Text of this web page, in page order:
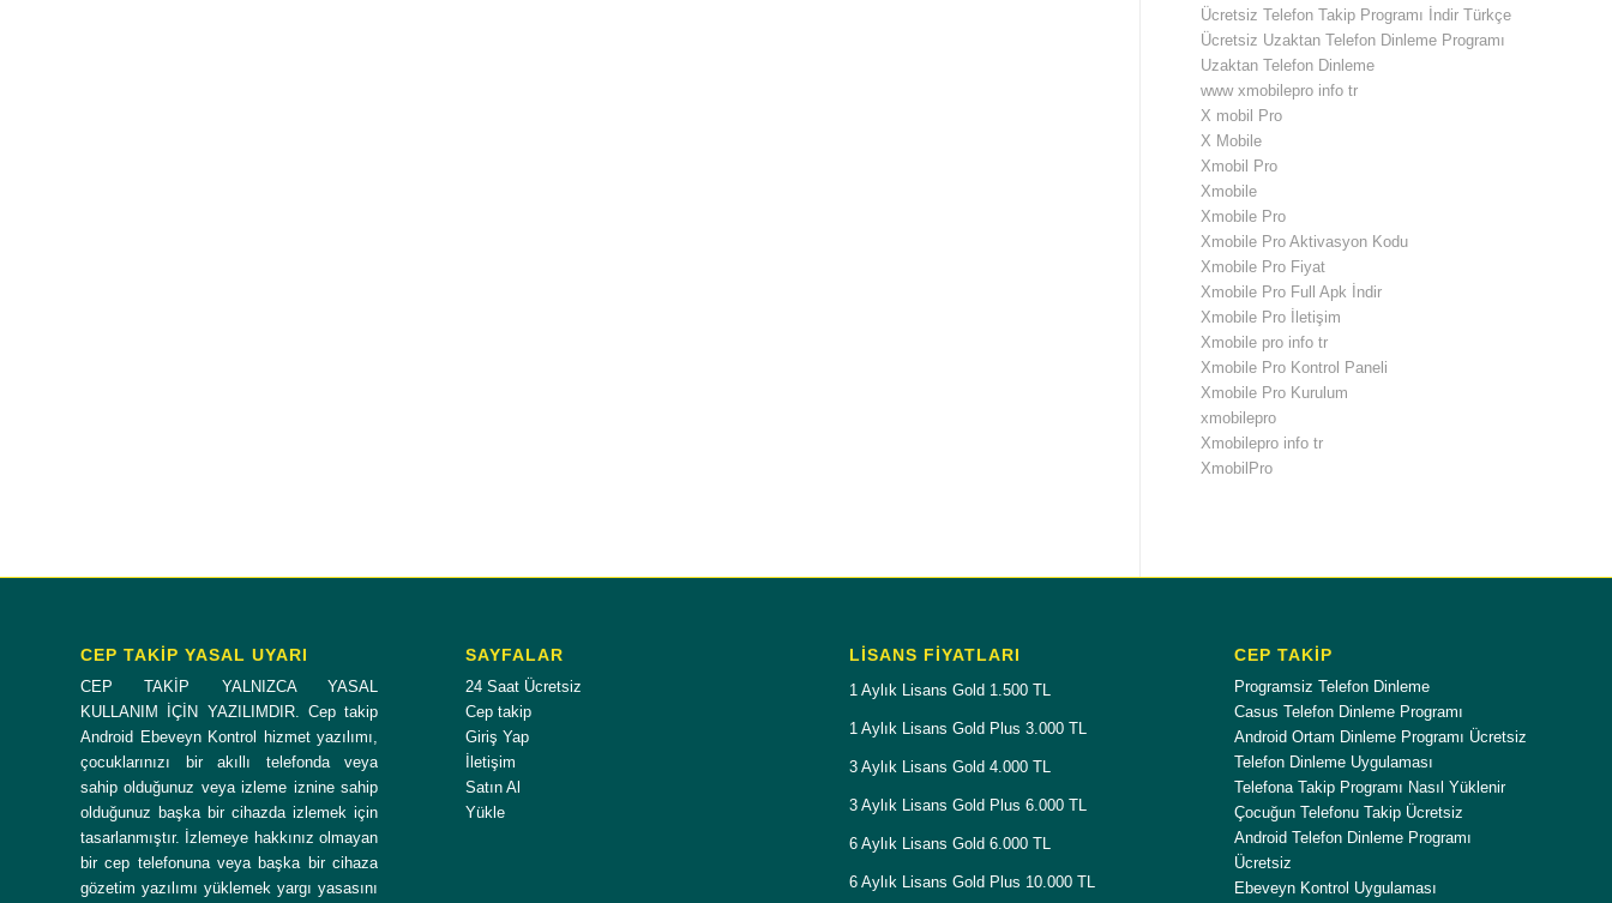
Ücretsiz Telefon Takip Programı İndir Türkçe
Ücretsiz Uzaktan Telefon Dinleme Programı
Uzaktan Telefon Dinleme
www xmobilepro info tr
X mobil Pro
X Mobile
Xmobil Pro
Xmobile
Xmobile Pro
Xmobile Pro Aktivasyon Kodu
Xmobile Pro Fiyat
Xmobile Pro Full Apk İndir
Xmobile Pro İletişim
Xmobile pro info tr
Xmobile Pro Kontrol Paneli
Xmobile Pro Kurulum
xmobilepro
Xmobilepro info tr
XmobilPro
CEP TAKİP YASAL UYARI
CEP TAKİP YALNIZCA YASAL
KULLANIM İÇİN YAZILIMDIR. Cep takip
Android Ebeveyn Kontrol hizmet yazılımı,
çocuklarınızı bir akıllı telefonda veya
sahip olduğunuz veya izleme iznine sahip
olduğunuz başka bir cihazda izlemek için
tasarlanmıştır. İzlemeye hakkınız olmayan
bir cep telefonuna veya başka bir cihaza
gözetim yazılımı yüklemek yargı yasasını
SAYFALAR
24 Saat Ücretsiz
Cep takip
Giriş Yap
İletişim
Satın Al
Yükle
LISANS FIYATLARI
1 Aylık Lisans Gold 1.500 TL
1 Aylık Lisans Gold Plus 3.000 TL
3 Aylık Lisans Gold 4.000 TL
3 Aylık Lisans Gold Plus 6.000 TL
6 Aylık Lisans Gold 6.000 TL
6 Aylık Lisans Gold Plus 10.000 TL
CEP TAKİP
Programsiz Telefon Dinleme
Casus Telefon Dinleme Programı
Android Ortam Dinleme Programı Ücretsiz
Telefon Dinleme Uygulaması
Telefona Takip Programı Nasıl Yüklenir
Çocuğun Telefonu Takip Ücretsiz
Android Telefon Dinleme Programı
Ücretsiz
Ebeveyn Kontrol Uygulaması